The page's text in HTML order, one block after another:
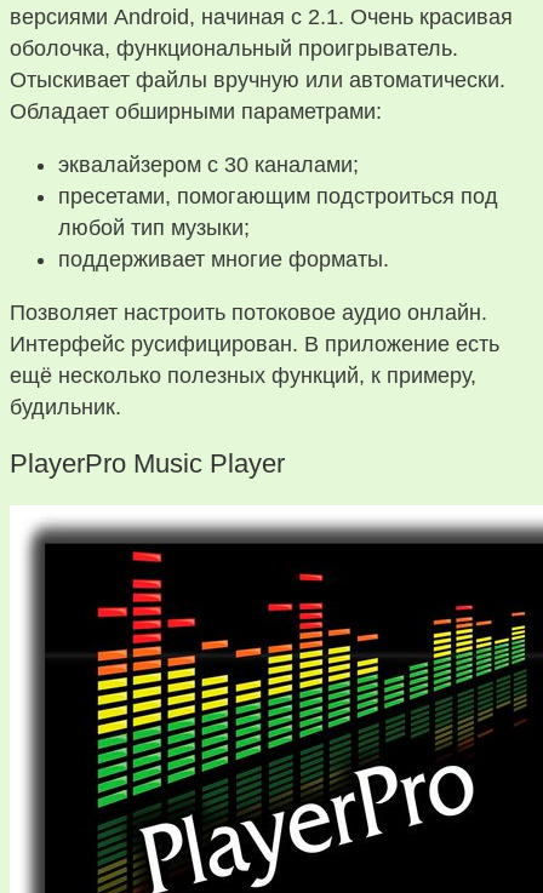
версиями Android, начиная с 2.1. Очень красивая
оболочка, функциональный проигрыватель.
Отыскивает файлы вручную или автоматически.
Обладает обширными параметрами:
эквалайзером с 30 каналами;
пресетами, помогающим подстроиться под
любой тип музыки;
поддерживает многие форматы.
Позволяет настроить потоковое аудио онлайн.
Интерфейс русифицирован. В приложение есть
ещё несколько полезных функций, к примеру,
будильник.
PlayerPro Music Player